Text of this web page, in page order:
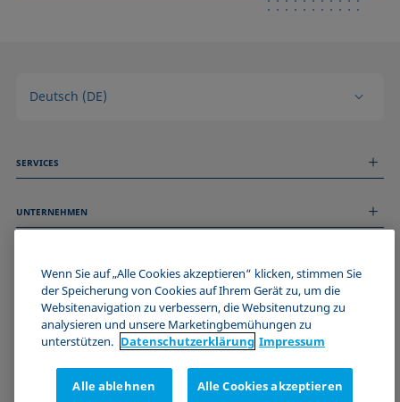
Deutsch (DE)
SERVICES
Technischer Service
UNTERNEHMEN
Stellenangebote
Events
Impressum
Datenschutzerklärung
Cookie-Richtlinie
Zertifizierungen (ISO 9001)
WERDE TEIL DER KRÜSS COMMUNITY
Wenn Sie auf „Alle Cookies akzeptieren“ klicken, stimmen Sie
der Speicherung von Cookies auf Ihrem Gerät zu, um die
Websitenavigation zu verbessern, die Websitenutzung zu
analysieren und unsere Marketingbemühungen zu
unterstützen. Datenschutz­erklärung Impressum
Alle ablehnen Alle Cookies akzeptieren